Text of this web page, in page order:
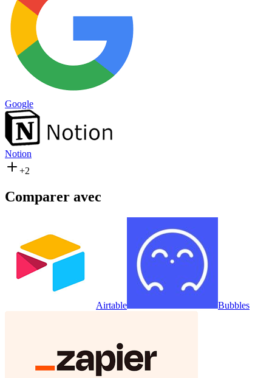
Google
Notion
+2
Comparer avec
Airtable Bubbles